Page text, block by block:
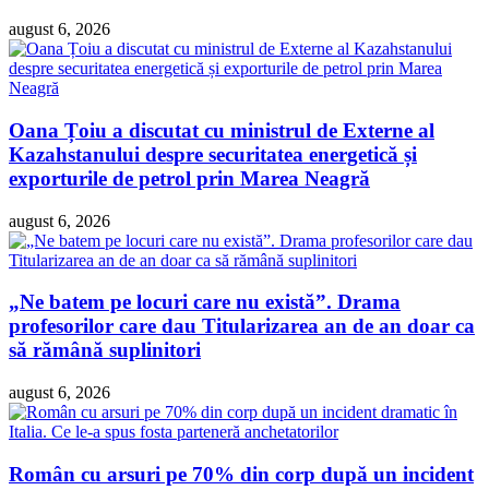
august 6, 2026
Oana Țoiu a discutat cu ministrul de Externe al
Kazahstanului despre securitatea energetică și
exporturile de petrol prin Marea Neagră
august 6, 2026
„Ne batem pe locuri care nu există”. Drama
profesorilor care dau Titularizarea an de an doar ca
să rămână suplinitori
august 6, 2026
Român cu arsuri pe 70% din corp după un incident